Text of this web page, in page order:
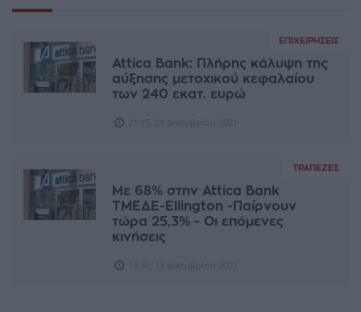
ΕΠΙΧΕΙΡΉΣΕΙΣ
Attica Bank: Πλήρης κάλυψη της
αύξησης μετοχικού κεφαλαίου
των 240 εκατ. ευρώ
ΤΡΆΠΕΖΕΣ
Με 68% στην Attica Bank
ΤΜΕΔΕ-Ellington -Παίρνουν
τώρα 25,3% - Οι επόμενες
κινήσεις